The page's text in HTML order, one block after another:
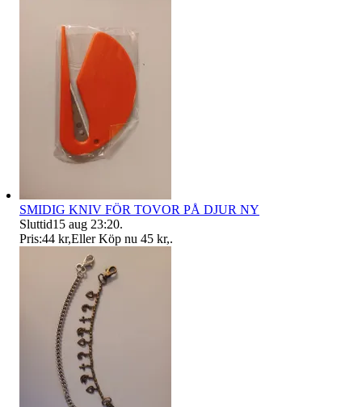
SMIDIG KNIV FÖR TOVOR PÅ DJUR NY
Sluttid15 aug 23:20.
Pris:44 kr,Eller Köp nu 45 kr,.